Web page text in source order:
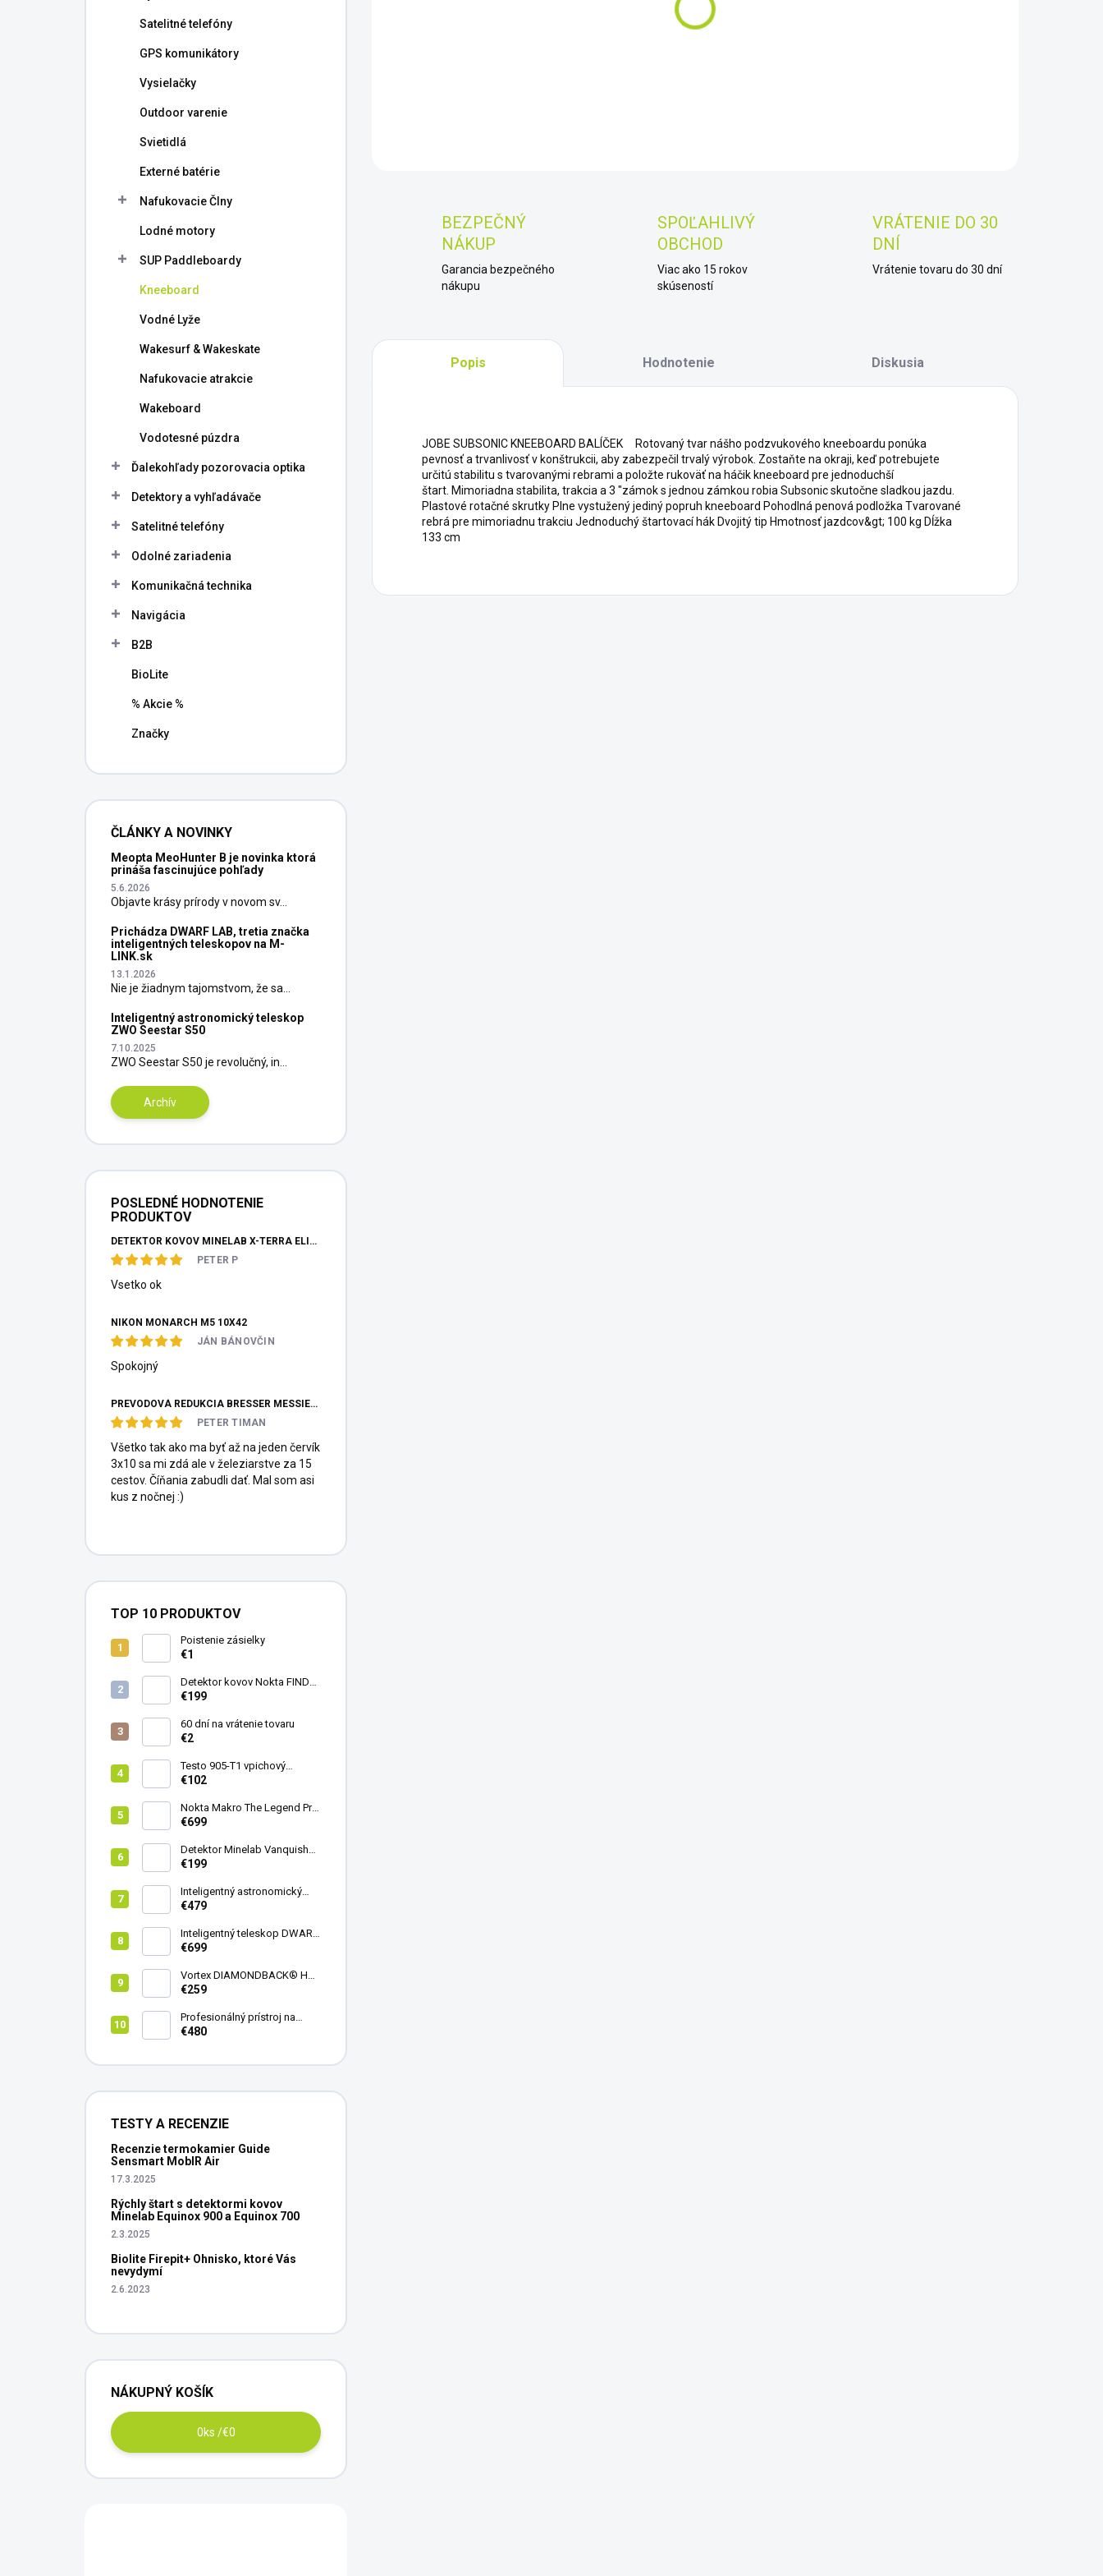
Satelitné telefóny
GPS komunikátory
Vysielačky
Outdoor varenie
Svietidlá
Externé batérie
Nafukovacie Člny
Lodné motory
SUP Paddleboardy
Kneeboard
Vodné Lyže
Wakesurf & Wakeskate
Nafukovacie atrakcie
Wakeboard
Vodotesné púzdra
Ďalekohľady pozorovacia optika
Detektory a vyhľadávače
Satelitné telefóny
Odolné zariadenia
Komunikačná technika
Navigácia
B2B
BioLite
% Akcie %
Značky
ČLÁNKY A NOVINKY
Meopta MeoHunter B je novinka ktorá
prináša fascinujúce pohľady
5.6.2026
Objavte krásy prírody v novom sv...
Prichádza DWARF LAB, tretia značka
inteligentných teleskopov na M-
LINK.sk
13.1.2026
Nie je žiadnym tajomstvom, že sa...
Inteligentný astronomický teleskop
ZWO Seestar S50
7.10.2025
ZWO Seestar S50 je revolučný, in...
Archív
POSLEDNÉ HODNOTENIE
PRODUKTOV
DETEKTOR KOVOV MINELAB X-TERRA ELITE PINPOITER SET
PETER P
Vsetko ok
NIKON MONARCH M5 10X42
JÁN BÁNOVČIN
Spokojný
PREVODOVÁ REDUKCIA BRESSER MESSIER HEXAFOC 1:10
PETER TIMAN
Všetko tak ako ma byť až na jeden červík
3x10 sa mi zdá ale v železiarstve za 15
cestov. Číňania zabudli dať. Mal som asi
kus z nočnej :)
TOP 10 PRODUKTOV
Poistenie zásielky
€1
Detektor kovov Nokta FINDX
Pro
€199
60 dní na vrátenie tovaru
€2
Testo 905-T1 vpichový
teplomer
€102
Nokta Makro The Legend Pro
Pack - model 2024
€699
Detektor Minelab Vanquish
340
€199
Inteligentný astronomický
teleskop DwarfLab Dwarf
€479
Inteligentný teleskop DWARF
III + originálny statív DWARF 3
€699
Vortex DIAMONDBACK® HD
8X42
€259
Profesionálný prístroj na
vedenie vŕtania Laserliner
€480
TESTY A RECENZIE
Recenzie termokamier Guide
Sensmart MobIR Air
17.3.2025
Rýchly štart s detektormi kovov
Minelab Equinox 900 a Equinox 700
2.3.2025
Biolite Firepit+ Ohnisko, ktoré Vás
nevydymí
2.6.2023
NÁKUPNÝ KOŠÍK
0ks /€0
10.8.2026
BEZPEČNÝ
NÁKUP
Garancia bezpečného
nákupu
SPOĽAHLIVÝ
OBCHOD
Viac ako 15 rokov
skúseností
VRÁTENIE DO 30
DNÍ
Vrátenie tovaru do 30 dní
Popis Hodnotenie Diskusia
JOBE SUBSONIC KNEEBOARD BALÍČEK Rotovaný tvar nášho podzvukového kneeboardu ponúka
pevnosť a trvanlivosť v konštrukcii, aby zabezpečil trvalý výrobok. Zostaňte na okraji, keď potrebujete
určitú stabilitu s tvarovanými rebrami a položte rukoväť na háčik kneeboard pre jednoduchší
štart. Mimoriadna stabilita, trakcia a 3 "zámok s jednou zámkou robia Subsonic skutočne sladkou jazdu.
Plastové rotačné skrutky Plne vystužený jediný popruh kneeboard Pohodlná penová podložka Tvarované
rebrá pre mimoriadnu trakciu Jednoduchý štartovací hák Dvojitý tip Hmotnosť jazdcov&gt; 100 kg Dĺžka
133 cm